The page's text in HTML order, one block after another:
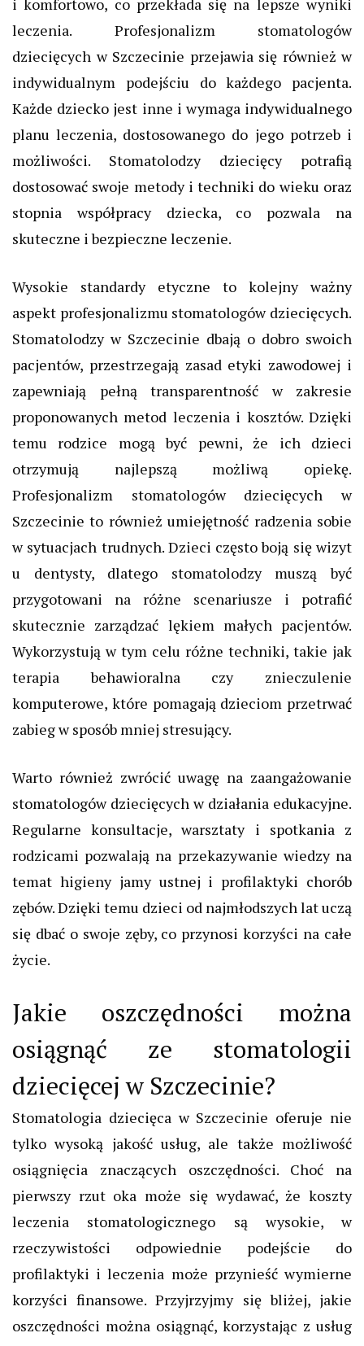
leczenia. Profesjonalizm stomatologów
dziecięcych w Szczecinie przejawia się również w
indywidualnym podejściu do każdego pacjenta.
Każde dziecko jest inne i wymaga indywidualnego
planu leczenia, dostosowanego do jego potrzeb i
możliwości. Stomatolodzy dziecięcy potrafią
dostosować swoje metody i techniki do wieku oraz
stopnia współpracy dziecka, co pozwala na
skuteczne i bezpieczne leczenie.
Wysokie standardy etyczne to kolejny ważny
aspekt profesjonalizmu stomatologów dziecięcych.
Stomatolodzy w Szczecinie dbają o dobro swoich
pacjentów, przestrzegają zasad etyki zawodowej i
zapewniają pełną transparentność w zakresie
proponowanych metod leczenia i kosztów. Dzięki
temu rodzice mogą być pewni, że ich dzieci
otrzymują najlepszą możliwą opiekę.
Profesjonalizm stomatologów dziecięcych w
Szczecinie to również umiejętność radzenia sobie
w sytuacjach trudnych. Dzieci często boją się wizyt
u dentysty, dlatego stomatolodzy muszą być
przygotowani na różne scenariusze i potrafić
skutecznie zarządzać lękiem małych pacjentów.
Wykorzystują w tym celu różne techniki, takie jak
terapia behawioralna czy znieczulenie
komputerowe, które pomagają dzieciom przetrwać
zabieg w sposób mniej stresujący.
Warto również zwrócić uwagę na zaangażowanie
stomatologów dziecięcych w działania edukacyjne.
Regularne konsultacje, warsztaty i spotkania z
rodzicami pozwalają na przekazywanie wiedzy na
temat higieny jamy ustnej i profilaktyki chorób
zębów. Dzięki temu dzieci od najmłodszych lat uczą
się dbać o swoje zęby, co przynosi korzyści na całe
życie.
Jakie oszczędności można
osiągnąć ze stomatologii
dziecięcej w Szczecinie?
Stomatologia dziecięca w Szczecinie oferuje nie
tylko wysoką jakość usług, ale także możliwość
osiągnięcia znaczących oszczędności. Choć na
pierwszy rzut oka może się wydawać, że koszty
leczenia stomatologicznego są wysokie, w
rzeczywistości odpowiednie podejście do
profilaktyki i leczenia może przynieść wymierne
korzyści finansowe. Przyjrzyjmy się bliżej, jakie
oszczędności można osiągnąć, korzystając z usług